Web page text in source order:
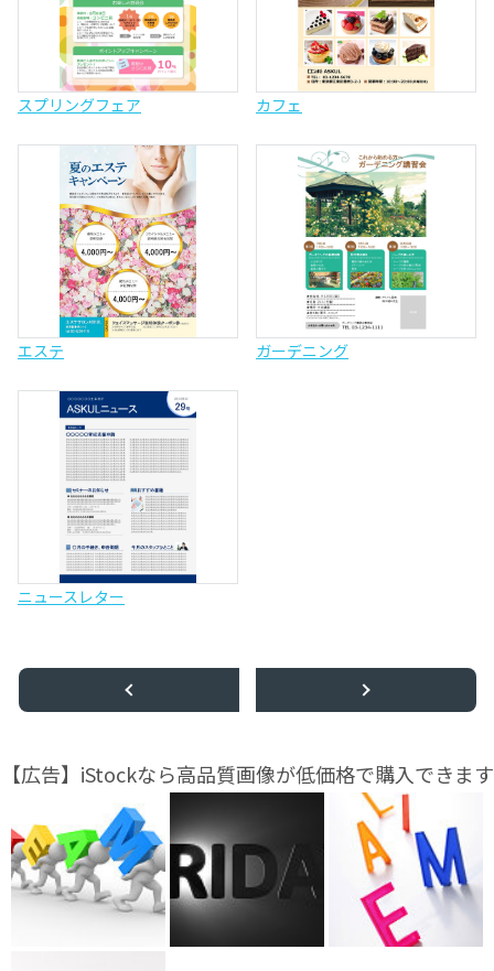
スプリングフェア カフェ
エステ ガーデニング
ニュースレター
【広告】iStockなら高品質画像が低価格で購入できます